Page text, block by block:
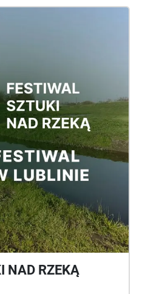
we
z architektem
NAD RZEKĄ